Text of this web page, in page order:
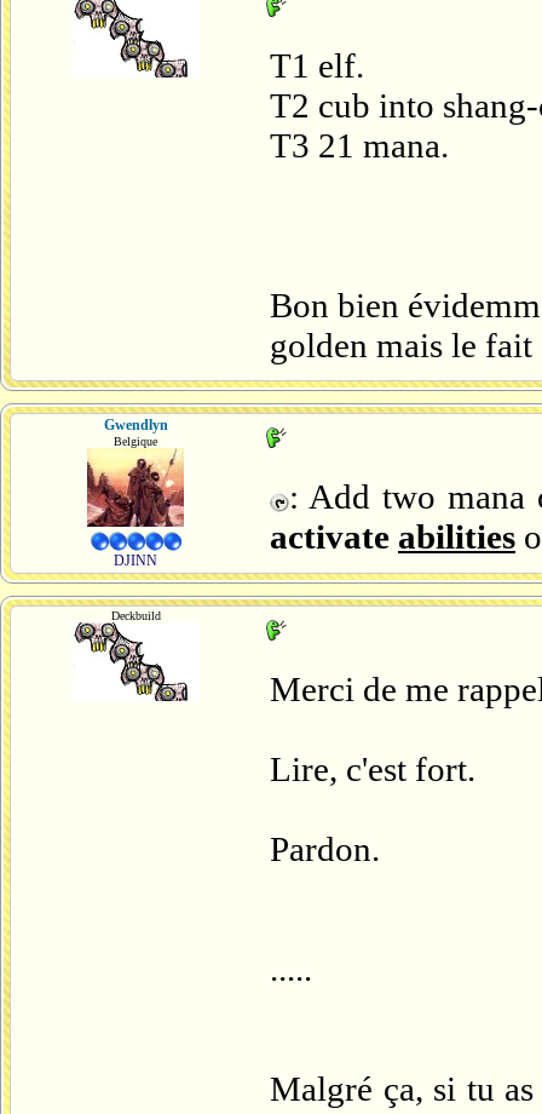
T1 elf.
T2 cub into
T3 21 mana.
Bon bien
golden mais le
Gwendlyn
Belgique
DJINN
: Add two mana
activate abilities
Deckbuild
Merci de me
Lire, c'est fort.
Pardon.
.....
Malgré ça, si tu